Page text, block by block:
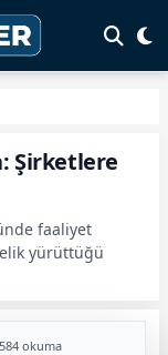
Şirketlere
faaliyet
yürüttüğü
okuma